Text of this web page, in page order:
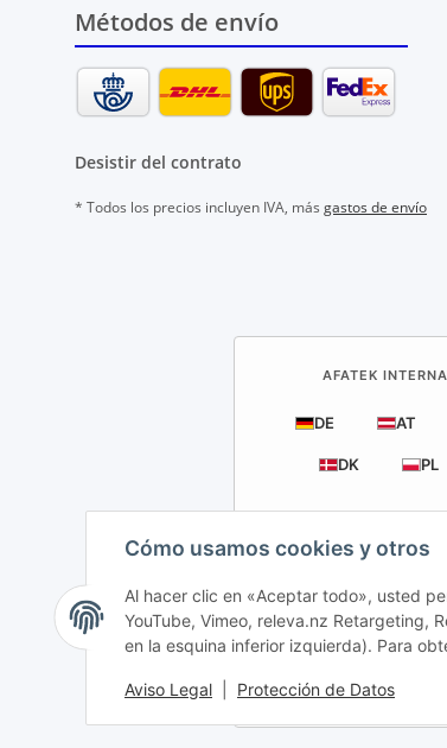
Cómo usamos cookies y otros
Al hacer clic en «Aceptar todo», usted
YouTube, Vimeo, releva.nz Retargeting,
en la esquina inferior izquierda). Para
Aviso Legal Protección de Datos
Métodos de envío
Desistir del contrato
* Todos los precios incluyen IVA, más gastos de envío
AFATEK
DE AT
DK PL